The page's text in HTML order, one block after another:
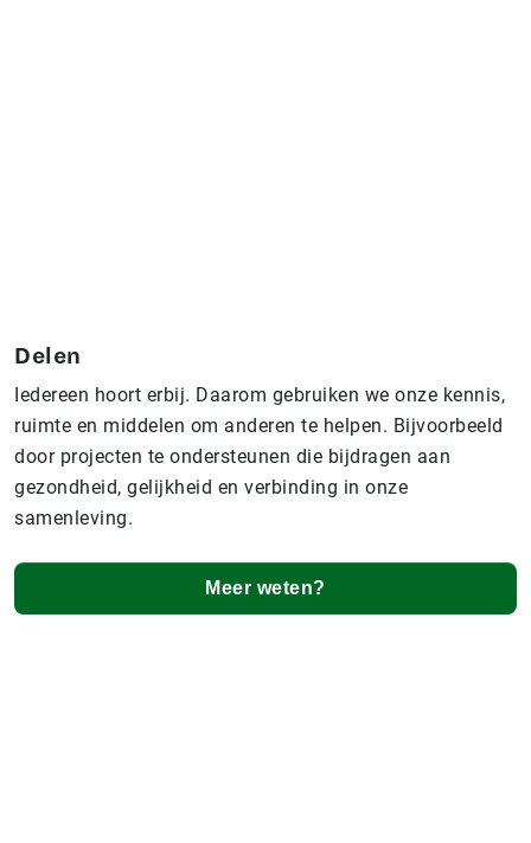
Delen
Iedereen hoort erbij. Daarom gebruiken we onze kennis,
ruimte en middelen om anderen te helpen. Bijvoorbeeld
door projecten te ondersteunen die bijdragen aan
gezondheid, gelijkheid en verbinding in onze
samenleving.
Meer weten?